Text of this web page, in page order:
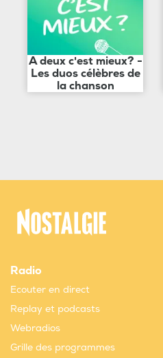
A deux c'est mieux? -
Les duos célèbres de
la chanson
Radio
Ecouter en direct
Replay et podcasts
Webradios
Grille des programmes